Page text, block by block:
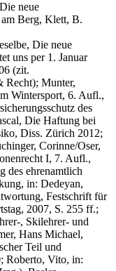
neue
Berg, Klett, B.
, Die neue
uns per 1. Januar
(zit.
Recht); Munter,
Wintersport, 6. Aufl.,
des
, Die Haftung bei
Diss. Zürich 2012;
Corinne/Oser,
I, 7. Aufl.,
des ehrenamtlich
in: Dedeyan,
Festschrift für
2007, S. 255 ff.;
, Skilehrer- und
, Hans Michael,
Teil und
Roberto, Vito, in: